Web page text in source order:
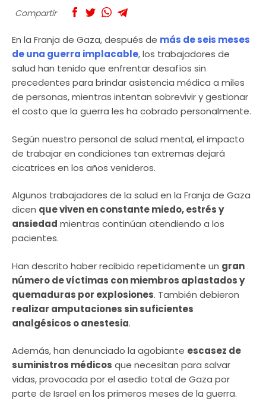
Compartir
En la Franja de Gaza, después de más de seis meses
de una guerra implacable, los trabajadores de
salud han tenido que enfrentar desafíos sin
precedentes para brindar asistencia médica a miles
de personas, mientras intentan sobrevivir y gestionar
el costo que la guerra les ha cobrado personalmente.
Según nuestro personal de salud mental, el impacto
de trabajar en condiciones tan extremas dejará
cicatrices en los años venideros.
Algunos trabajadores de la salud en la Franja de Gaza
dicen que viven en constante miedo, estrés y
ansiedad mientras continúan atendiendo a los
pacientes.
Han descrito haber recibido repetidamente un gran
número de víctimas con miembros aplastados y
quemaduras por explosiones. También debieron
realizar amputaciones sin suficientes
analgésicos o anestesia.
Además, han denunciado la agobiante escasez de
suministros médicos que necesitan para salvar
vidas, provocada por el asedio total de Gaza por
parte de Israel en los primeros meses de la guerra.